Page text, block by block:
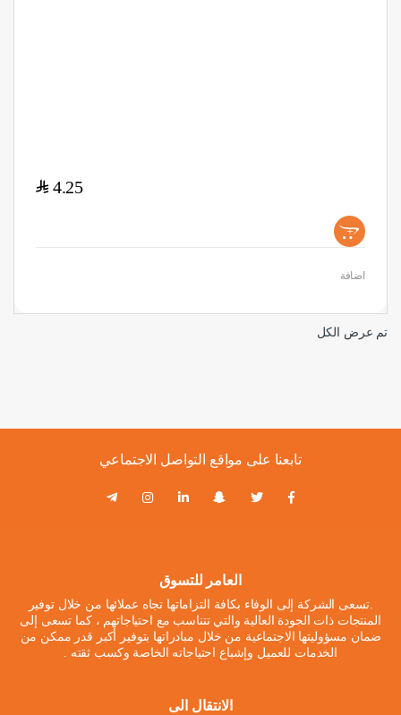
4.25
$
+
اضافة
تم عرض الكل
تابعنا على مواقع التواصل الاجتماعي
العامر للتسوق
.تسعى الشركة إلى الوفاء بكافة التزاماتها تجاه عملائها من خلال توفير
المنتجات ذات الجودة العالية والتي تتناسب مع احتياجاتهم ، كما تسعى إلى
ضمان مسؤوليتها الاجتماعية من خلال مبادراتها بتوفير أكبر قدر ممكن من
الخدمات للعميل وإشباع احتياجاته الخاصة وكسب ثقته .
الانتقال الى